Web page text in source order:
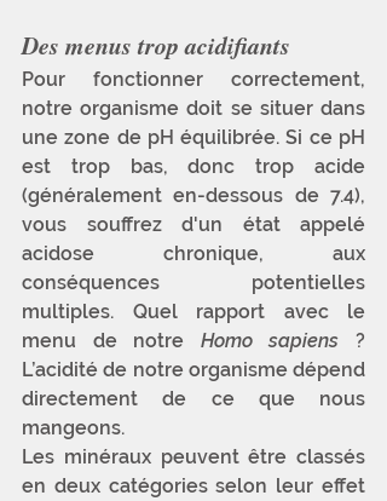
Des menus trop acidifiants
Pour fonctionner correctement,
notre organisme doit se situer dans
une zone de pH équilibrée. Si ce pH
est trop bas, donc trop acide
(généralement en-dessous de 7.4),
vous souffrez d'un état appelé
acidose chronique, aux
conséquences potentielles
multiples. Quel rapport avec le
menu de notre Homo sapiens ?
L’acidité de notre organisme dépend
directement de ce que nous
mangeons.
Les minéraux peuvent être classés
en deux catégories selon leur effet